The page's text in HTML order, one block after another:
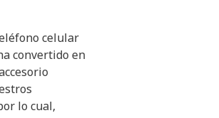
celular
convertido en
lo cual,